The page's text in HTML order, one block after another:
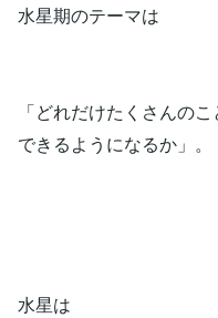
水星期のテーマは
「どれだけたくさんの
できるようになるか」。
水星は